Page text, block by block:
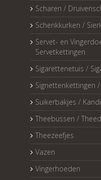
Scharen /
Schenkkurken /
Servet- en
Servetkettingen
Sigarettenetuis /
Signettenkettingen
Suikerbakjes /
Theebussen /
Theezeefjes
Vazen
Vingerhoeden